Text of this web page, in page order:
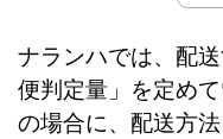
ナランハでは、配
便判定量」を定め
の場合に、配送方